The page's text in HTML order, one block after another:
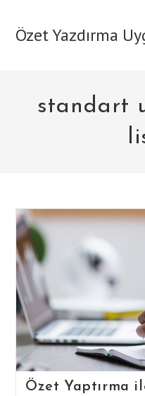
contentÖzet Yazdırma
standart
Özet Yaptırma